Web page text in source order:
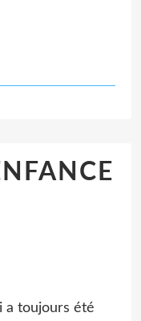
a toujours été